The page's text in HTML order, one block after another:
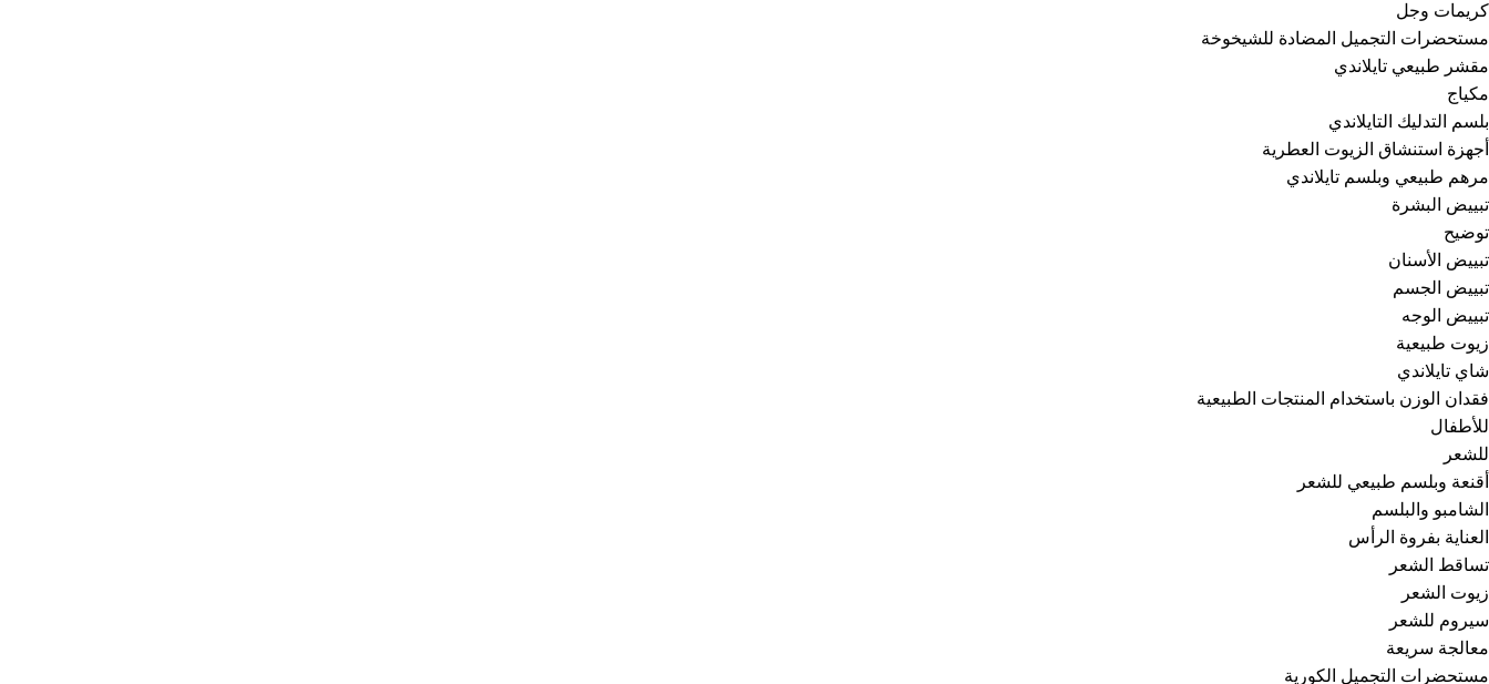
كريمات وجل
مستحضرات التجميل المضادة للشيخوخة
مقشر طبيعي تايلاندي
مكياج
بلسم التدليك التايلاندي
أجهزة استنشاق الزيوت العطرية
مرهم طبيعي وبلسم تايلاندي
تبييض البشرة
توضيح
تبييض الأسنان
تبييض الجسم
تبييض الوجه
زيوت طبيعية
شاي تايلاندي
فقدان الوزن باستخدام المنتجات الطبيعية
للأطفال
للشعر
أقنعة وبلسم طبيعي للشعر
الشامبو والبلسم
العناية بفروة الرأس
تساقط الشعر
زيوت الشعر
سيروم للشعر
معالجة سريعة
مستحضرات التجميل الكورية